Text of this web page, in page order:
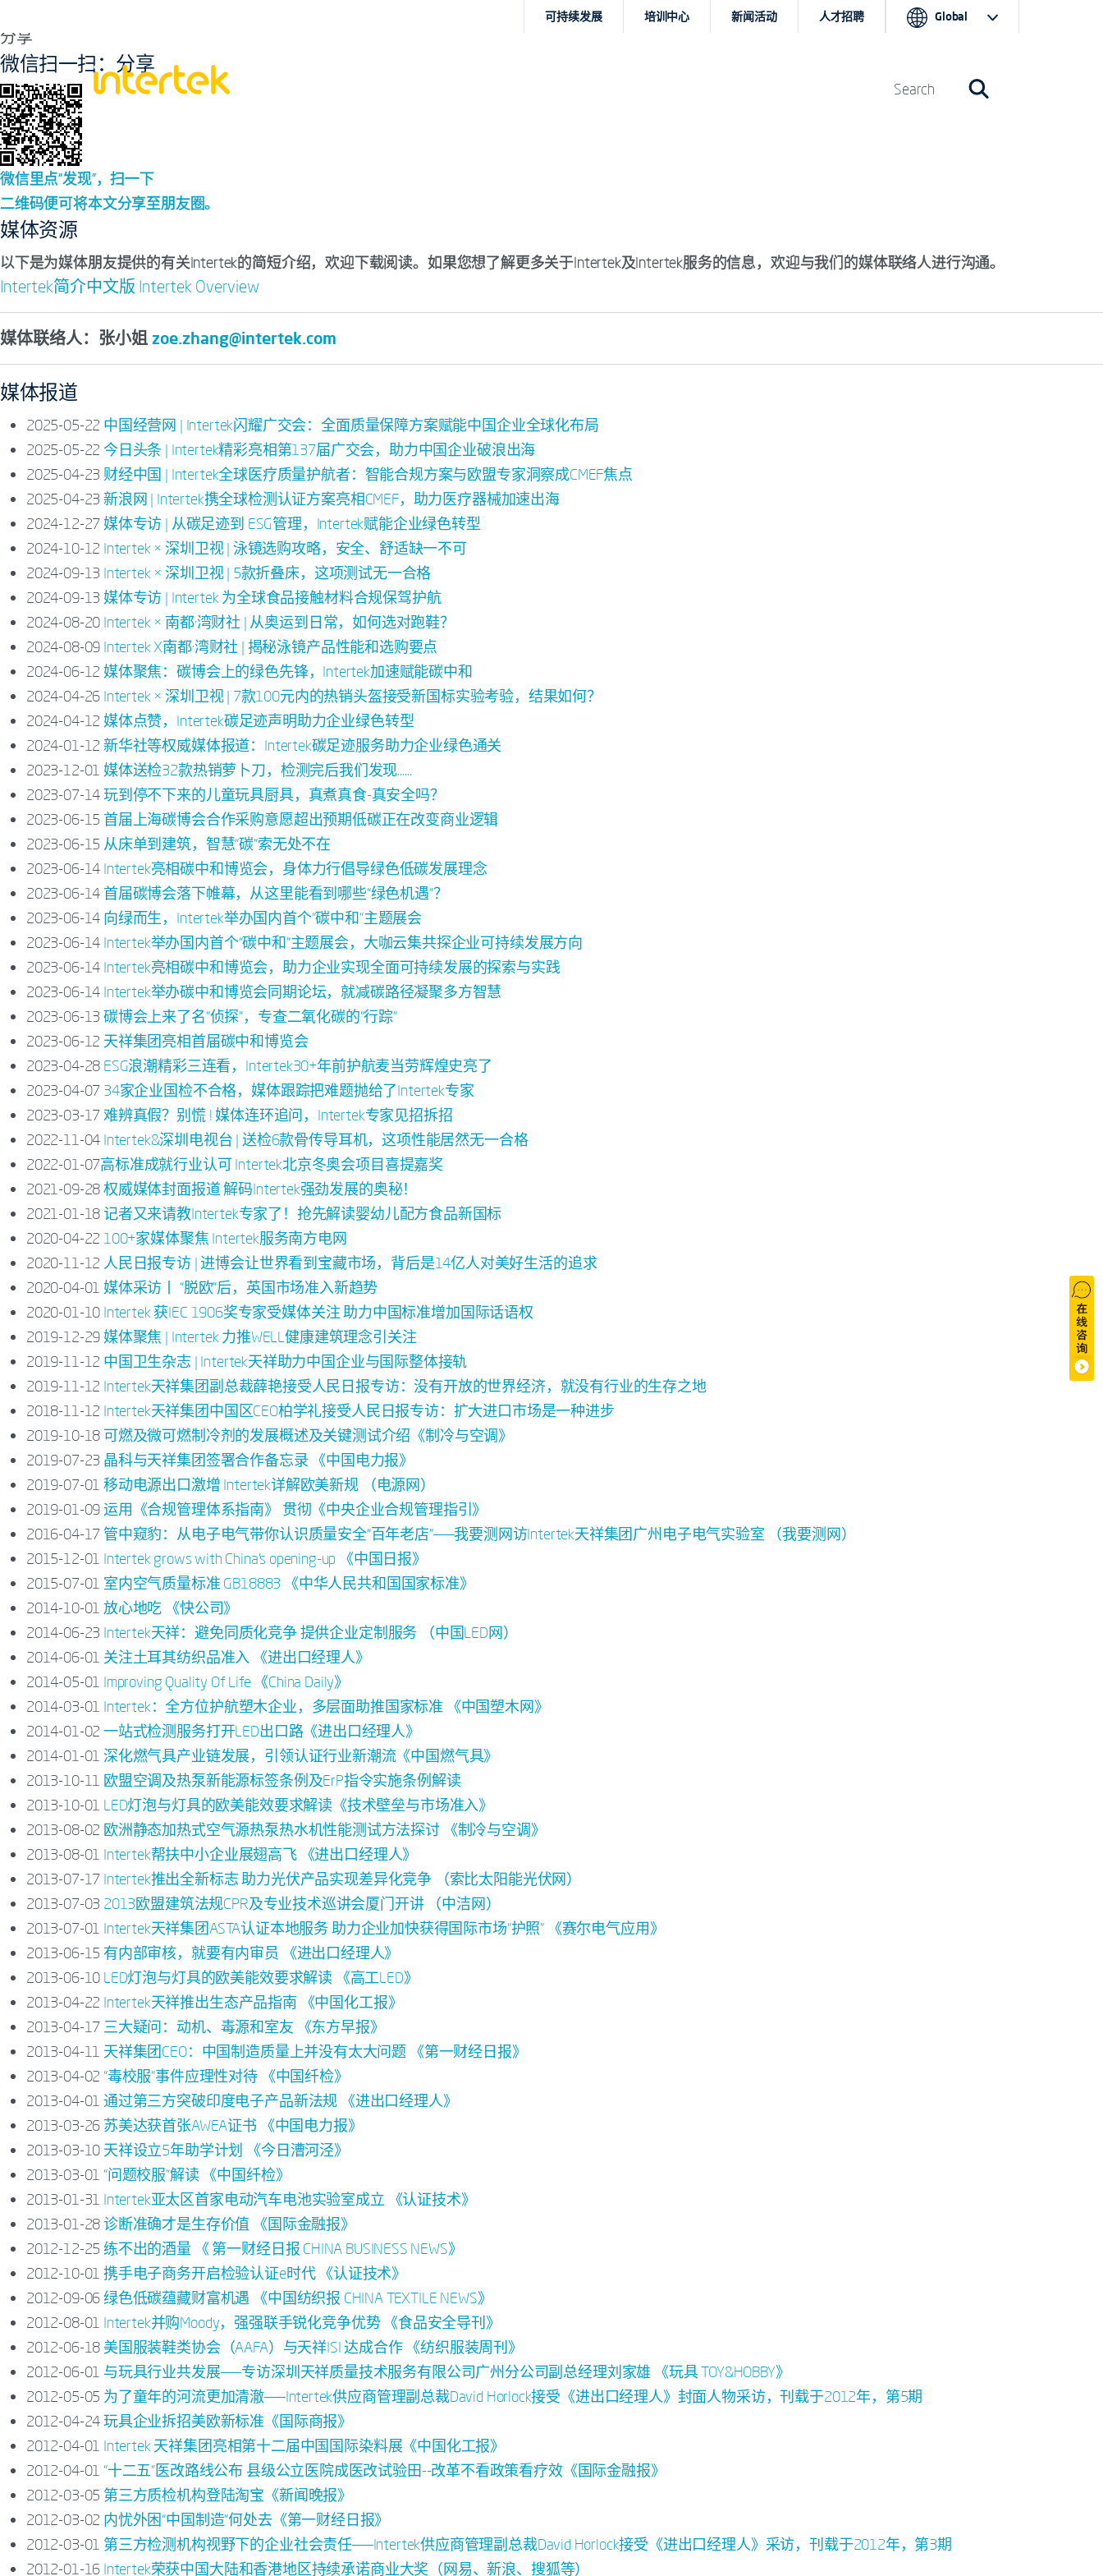
可持续发展 培训中心 新闻活动 人才招聘 Global
Search
分享
微信扫一扫：分享
微信里点“发现”，扫一下
二维码便可将本文分享至朋友圈。
媒体资源
以下是为媒体朋友提供的有关Intertek的简短介绍，欢迎下载阅读。如果您想了解更多关于Intertek及Intertek服务的信息，欢迎与我们的媒体联络人进行沟通。
Intertek简介中文版 Intertek Overview
媒体联络人：张小姐 zoe.zhang@intertek.com
媒体报道
2025-05-22 中国经营网 | Intertek闪耀广交会：全面质量保障方案赋能中国企业全球化布局
2025-05-22 今日头条 | Intertek精彩亮相第137届广交会，助力中国企业破浪出海
2025-04-23 财经中国 | Intertek全球医疗质量护航者：智能合规方案与欧盟专家洞察成CMEF焦点
2025-04-23 新浪网 | Intertek携全球检测认证方案亮相CMEF，助力医疗器械加速出海
2024-12-27 媒体专访 | 从碳足迹到 ESG管理，Intertek赋能企业绿色转型
2024-10-12 Intertek × 深圳卫视 | 泳镜选购攻略，安全、舒适缺一不可
2024-09-13 Intertek × 深圳卫视 | 5款折叠床，这项测试无一合格
2024-09-13 媒体专访 | Intertek 为全球食品接触材料合规保驾护航
2024-08-20 Intertek × 南都·湾财社 | 从奥运到日常，如何选对跑鞋？
2024-08-09 Intertek X南都·湾财社 | 揭秘泳镜产品性能和选购要点
2024-06-12 媒体聚焦：碳博会上的绿色先锋，Intertek加速赋能碳中和
2024-04-26 Intertek × 深圳卫视 | 7款100元内的热销头盔接受新国标实验考验，结果如何？
2024-04-12 媒体点赞，Intertek碳足迹声明助力企业绿色转型
2024-01-12 新华社等权威媒体报道：Intertek碳足迹服务助力企业绿色通关
2023-12-01 媒体送检32款热销萝卜刀，检测完后我们发现……
2023-07-14玩到停不下来的儿童玩具厨具，真煮真食-真安全吗？
2023-06-15 首届上海碳博会合作采购意愿超出预期低碳正在改变商业逻辑
2023-06-15 从床单到建筑，智慧“碳”索无处不在
2023-06-14 Intertek亮相碳中和博览会，身体力行倡导绿色低碳发展理念
2023-06-14 首届碳博会落下帷幕，从这里能看到哪些“绿色机遇”？
2023-06-14 向绿而生，Intertek举办国内首个“碳中和”主题展会
2023-06-14 Intertek举办国内首个“碳中和”主题展会，大咖云集共探企业可持续发展方向
2023-06-14 Intertek亮相碳中和博览会，助力企业实现全面可持续发展的探索与实践
2023-06-14 Intertek举办碳中和博览会同期论坛，就减碳路径凝聚多方智慧
2023-06-13 碳博会上来了名“侦探”，专查二氧化碳的“行踪”
2023-06-12 天祥集团亮相首届碳中和博览会
2023-04-28 ESG浪潮精彩三连看，Intertek30+年前护航麦当劳辉煌史亮了
2023-04-07 34家企业国检不合格，媒体跟踪把难题抛给了Intertek专家
2023-03-17 难辨真假？别慌 ! 媒体连环追问，Intertek专家见招拆招
2022-11-04 Intertek&深圳电视台 | 送检6款骨传导耳机，这项性能居然无一合格
2022-01-07​高标准成就行业认可 Intertek北京冬奥会项目喜提嘉奖
2021-09-28权威媒体封面报道 解码Intertek强劲发展的奥秘！
2021-01-18记者又来请教Intertek专家了！抢先解读婴幼儿配方食品新国标
2020-04-22 100+家媒体聚焦 Intertek服务南方电网
2020-11-12 人民日报专访 | 进博会让世界看到宝藏市场，背后是14亿人对美好生活的追求
2020-04-01 媒体采访丨 “脱欧”后，英国市场准入新趋势
2020-01-10 Intertek 获IEC 1906奖专家受媒体关注 助力中国标准增加国际话语权
2019-12-29 媒体聚焦 | Intertek 力推WELL健康建筑理念引关注
2019-11-12 中国卫生杂志 | Intertek天祥助力中国企业与国际整体接轨
2019-11-12 Intertek天祥集团副总裁薛艳接受人民日报专访：没有开放的世界经济，就没有行业的生存之地
2018-11-12 Intertek天祥集团中国区CEO柏学礼接受人民日报专访：扩大进口市场是一种进步
2019-10-18 可燃及微可燃制冷剂的发展概述及关键测试介绍《制冷与空调》
2019-07-23 晶科与天祥集团签署合作备忘录 《中国电力报》
2019-07-01 移动电源出口激增 Intertek详解欧美新规 （电源网）
2019-01-09运用《合规管理体系指南》 贯彻《中央企业合规管理指引》
2016-04-17 管中窥豹：从电子电气带你认识质量安全“百年老店”——我要测网访Intertek天祥集团广州电子电气实验室 （我要测网）
2015-12-01 Intertek grows with China’s opening-up 《中国日报》
2015-07-01 室内空气质量标准 GB18883 《中华人民共和国国家标准》
2014-10-01 放心地吃 《快公司》
2014-06-23 Intertek天祥：避免同质化竞争 提供企业定制服务 （中国LED网）
2014-06-01 关注土耳其纺织品准入 《进出口经理人》
2014-05-01 Improving Quality Of Life 《China Daily》
2014-03-01 Intertek：全方位护航塑木企业，多层面助推国家标准 《中国塑木网》
2014-01-02 一站式检测服务打开LED出口路《进出口经理人》
2014-01-01 深化燃气具产业链发展，引领认证行业新潮流《中国燃气具》
2013-10-11 欧盟空调及热泵新能源标签条例及ErP指令实施条例解读
2013-10-01 LED灯泡与灯具的欧美能效要求解读《技术壁垒与市场准入》
2013-08-02 欧洲静态加热式空气源热泵热水机性能测试方法探讨 《制冷与空调》
2013-08-01 Intertek帮扶中小企业展翅高飞 《进出口经理人》
2013-07-17 Intertek推出全新标志 助力光伏产品实现差异化竞争 （索比太阳能光伏网）
2013-07-03 2013欧盟建筑法规CPR及专业技术巡讲会厦门开讲 （中洁网）
2013-07-01 Intertek天祥集团ASTA认证本地服务 助力企业加快获得国际市场“护照” 《赛尔电气应用》
2013-06-15 有内部审核，就要有内审员 《进出口经理人》
2013-06-10 LED灯泡与灯具的欧美能效要求解读 《高工LED》
2013-04-22 Intertek天祥推出生态产品指南 《中国化工报》
2013-04-17 三大疑问：动机、毒源和室友 《东方早报》
2013-04-11 天祥集团CEO：中国制造质量上并没有太大问题 《第一财经日报》
2013-04-02 “毒校服”事件应理性对待 《中国纤检》
2013-04-01 通过第三方突破印度电子产品新法规 《进出口经理人》
2013-03-26 苏美达获首张AWEA证书 《中国电力报》
2013-03-10 天祥设立5年助学计划 《今日漕河泾》
2013-03-01 “问题校服”解读 《中国纤检》
2013-01-31 Intertek亚太区首家电动汽车电池实验室成立 《认证技术》
2013-01-28诊断准确才是生存价值 《国际金融报》
2012-12-25 练不出的酒量 《 第一财经日报 CHINA BUSINESS NEWS》
2012-10-01 携手电子商务开启检验认证e时代 《认证技术》
2012-09-06绿色低碳蕴藏财富机遇 《中国纺织报 CHINA TEXTILE NEWS》
2012-08-01 Intertek并购Moody，强强联手锐化竞争优势 《食品安全导刊》
2012-06-18 美国服装鞋类协会（AAFA）与天祥ISI 达成合作 《纺织服装周刊》
2012-06-01 与玩具行业共发展——专访深圳天祥质量技术服务有限公司广州分公司副总经理刘家雄 《玩具 TOY&HOBBY》
2012-05-05 为了童年的河流更加清澈——Intertek供应商管理副总裁David Horlock接受《进出口经理人》封面人物采访，刊载于2012年，第5期
2012-04-24玩具企业拆招美欧新标准《国际商报》
2012-04-01 Intertek 天祥集团亮相第十二届中国国际染料展《中国化工报》
2012-04-01 “十二五”医改路线公布 县级公立医院成医改试验田--改革不看政策看疗效《国际金融报》
2012-03-05 第三方质检机构登陆淘宝《新闻晚报》
2012-03-02 内忧外困“中国制造”何处去《第一财经日报》
2012-03-01 第三方检测机构视野下的企业社会责任——Intertek供应商管理副总裁David Horlock接受《进出口经理人》采访，刊载于2012年，第3期
2012-01-16 Intertek荣获中国大陆和香港地区持续承诺商业大奖（网易、新浪、搜狐等）